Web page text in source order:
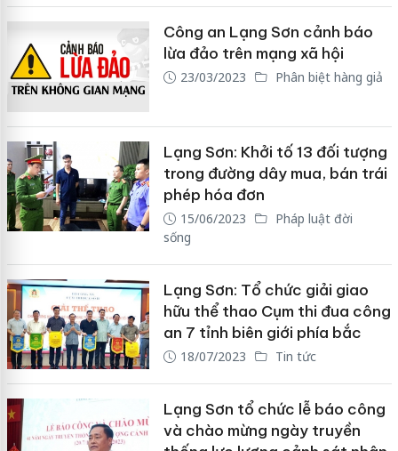
Công an Lạng Sơn cảnh báo
lừa đảo trên mạng xã hội
23/03/2023 Phân biệt hàng giả
Lạng Sơn: Khởi tố 13 đối tượng
trong đường dây mua, bán trái
phép hóa đơn
15/06/2023
Pháp luật đời
sống
Lạng Sơn: Tổ chức giải giao
hữu thể thao Cụm thi đua công
an 7 tỉnh biên giới phía bắc
18/07/2023 Tin tức
Lạng Sơn tổ chức lễ báo công
và chào mừng ngày truyền